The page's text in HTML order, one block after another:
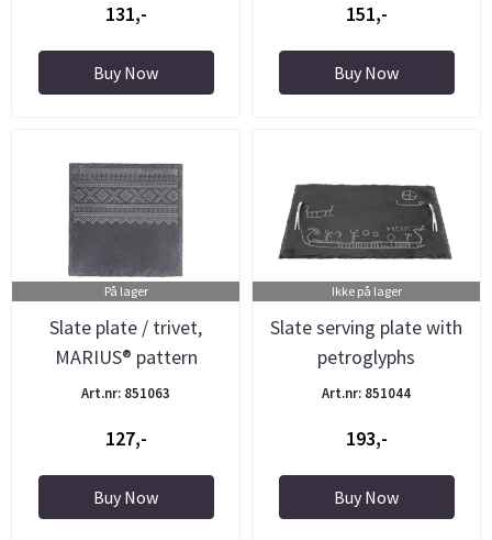
131,-
Buy Now
151,-
Buy Now
På lager
Slate plate / trivet,
MARIUS® pattern
Art.nr: 851063
127,-
Buy Now
Ikke på lager
Slate serving plate with
petroglyphs
Art.nr: 851044
193,-
Buy Now